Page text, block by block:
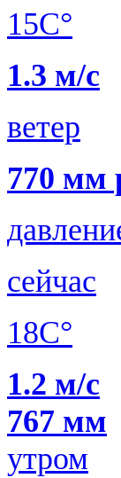
15C°
1.3 м/с
ветер
770 мм
сейчас
18C°
1.2 м/с
767 мм
утром